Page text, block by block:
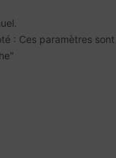
: Ces paramètres